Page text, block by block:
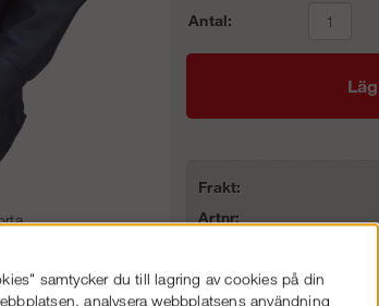
Antal:
Frakt:
Artnr:
samtycker du till lagring av cookies på din
analysera webbplatsens användning